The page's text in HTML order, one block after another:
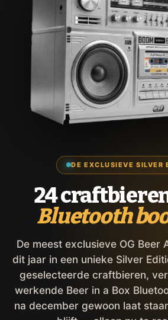
DE EXCLUSIEVE SILVER
24
Bluetooth
De meest exclusieve OG Beer
dit jaar in een unieke Silver
geselecteerde craftbieren,
werkende Beer in a Box
na december gewoon laat